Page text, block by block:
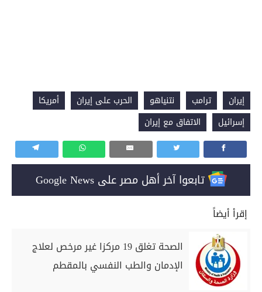
إيران ترامب نتنياهو الحرب على إيران
أمريكا
إسرائيل
الاتفاق مع إيران
تابعوا آخر أهل مصر على Google News
إقرأ أيضاً
الصحة تغلق 19 مركزا غير مرخص لعلاج
الإدمان والطب النفسي بالمقطم